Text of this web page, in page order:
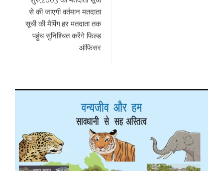
से की जाएगी वर्तमान मतदाता
सूची की मैपिंग,हर मतदाता तक
पहुंच सुनिश्चित करेंगे फिल्ड
ऑफिसर